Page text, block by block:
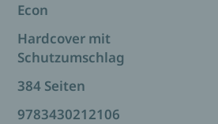
immer mehr Geld in die
und ineffizienten
zu pumpen.«Prof. Dr. Ingo
Econ
Hardcover mit
Schutzumschlag
384 Seiten
9783430212106